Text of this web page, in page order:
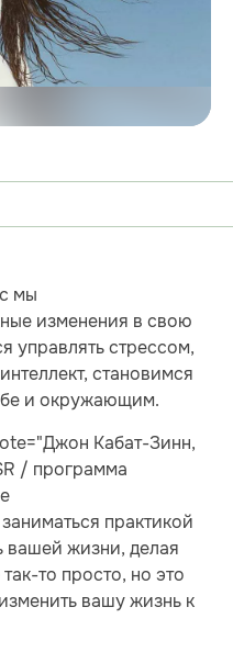
мы
изменения в свою
управлять стрессом,
становимся
и окружающим.
Кабат-Зинн,
/ программа
практикой
вашей жизни, делая
то просто, но это
вашу жизнь к